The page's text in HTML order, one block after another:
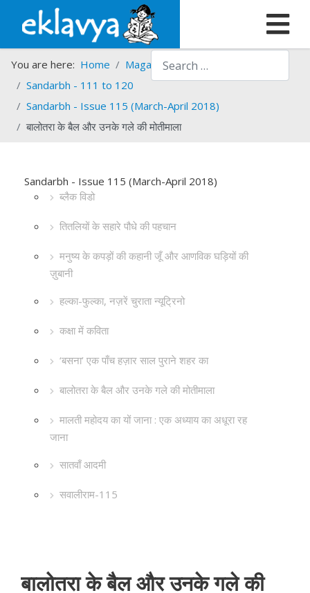
Search
You are here: Home Magazines
Sandarbh
Sandarbh - 111 to 120
Sandarbh - Issue 115 (March-April 2018)
बालोतरा के बैल और उनके गले की मोतीमाला
Sandarbh - Issue 115 (March-April 2018)
ब्लैक विडो
तितलियों के सहारे पौधे की पहचान
मनुष्य के कपड़ों की कहानी जूँ और आणविक घड़ियों की
ज़ुबानी
हल्का-फुल्का, नज़रें चुराता न्यूट्रिनो
कक्षा में कविता
‘बसना’ एक पाँच हज़ार साल पुराने शहर का
बालोतरा के बैल और उनके गले की मोतीमाला
मालती महोदय का यों जाना : एक अध्याय का अधूरा रह
जाना
सातवाँ आदमी
सवालीराम-115
बालोतरा के बैल और उनके गले की